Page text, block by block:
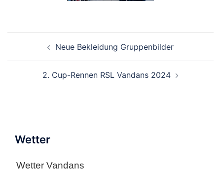
Neue Bekleidung Gruppenbilder
2. Cup-Rennen RSL Vandans 2024
Wetter